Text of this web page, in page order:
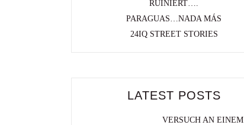
RUINIERT….
PARAGUAS…NADA MÁS
24IQ STREET STORIES
LATEST POSTS
VERSUCH AN EINEM